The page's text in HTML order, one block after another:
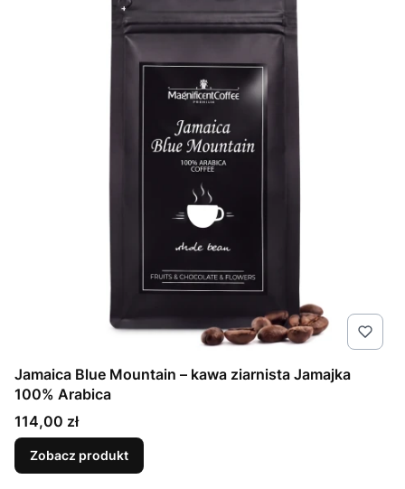
Jamaica Blue Mountain – kawa ziarnista Jamajka
100% Arabica
Cena
114,00 zł
Zobacz produkt